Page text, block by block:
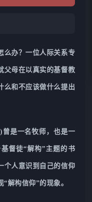
么办？一位人际关系专
父母在以真实的基督教
么和不应该做什么提出
是一名牧师，也是一
督徒“解构”主题的书
个人意识到自己的信仰
解构信仰”的现象。